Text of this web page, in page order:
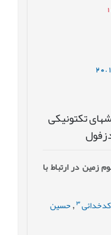
مدل سازی ساختاری و برآورد تنش‎های تکتونیکی
در ارتباط با
3
,حسین